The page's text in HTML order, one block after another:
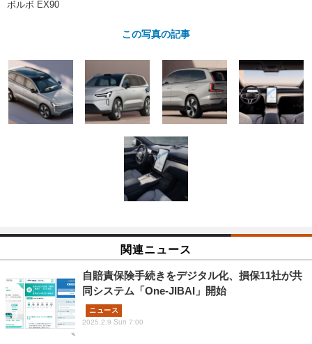
カーメーカー「旧車」関連プロジ
イベント
ボルボ EX90
この写真の記事
関連ニュース
自賠責保険手続きをデジタル化、損保11社が共
同システム「One-JIBAI」開始
ニュース
2025.2.9 Sun 7:00